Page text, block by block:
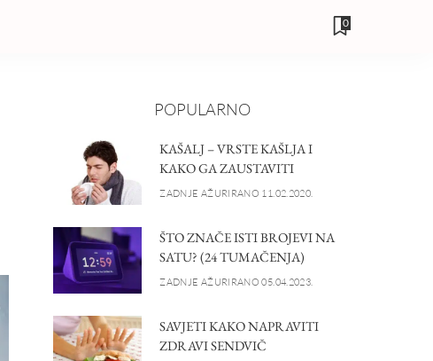
0
POPULARNO
KAŠALJ – VRSTE KAŠLJA I
KAKO GA ZAUSTAVITI
ZADNJE AŽURIRANO 11.02.2020.
ŠTO ZNAČE ISTI BROJEVI NA
SATU? (24 TUMAČENJA)
ZADNJE AŽURIRANO 05.04.2023.
SAVJETI KAKO NAPRAVITI
ZDRAVI SENDVIČ